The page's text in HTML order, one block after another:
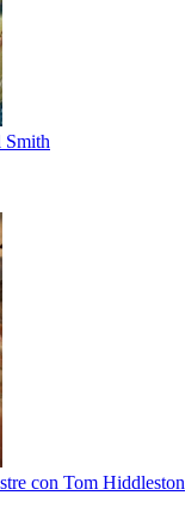
Smith
con Tom Hiddleston